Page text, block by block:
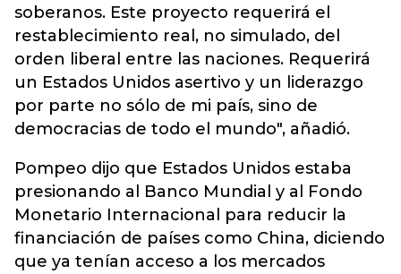
soberanos. Este proyecto requerirá el
restablecimiento real, no simulado, del
orden liberal entre las naciones. Requerirá
un Estados Unidos asertivo y un liderazgo
por parte no sólo de mi país, sino de
democracias de todo el mundo", añadió.
Pompeo dijo que Estados Unidos estaba
presionando al Banco Mundial y al Fondo
Monetario Internacional para reducir la
financiación de países como China, diciendo
que ya tenían acceso a los mercados